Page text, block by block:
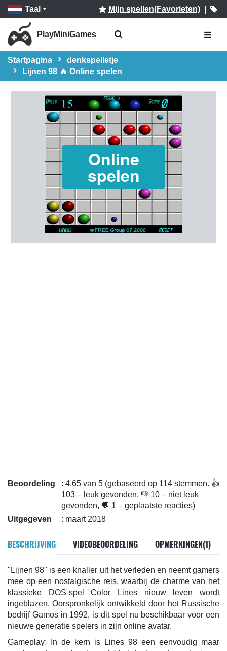
Taal Mijn spellen(Favorieten)|
PlayMiniGames
Startpagina
denkspelletje
Lijnen 98 🔥 Online spelen
Online
spelen
Beoordeling
: 4,65 van 5 (gebaseerd op 114 stemmen. 👍
103 – leuk gevonden, 👎 10 – niet leuk
gevonden, 💬 1 – geplaatste reacties)
Uitgegeven
: maart 2018
BESCHRIJVING VIDEOBEOORDELING OPMERKINGEN(1)
"Lijnen 98" is een knaller uit het verleden en neemt gamers
mee op een nostalgische reis, waarbij de charme van het
klassieke DOS-spel Color Lines nieuw leven wordt
ingeblazen. Oorspronkelijk ontwikkeld door het Russische
bedrijf Gamos in 1992, is dit spel nu beschikbaar voor een
nieuwe generatie spelers in zijn online avatar.
Gameplay: In de kern is Lines 98 een eenvoudig maar